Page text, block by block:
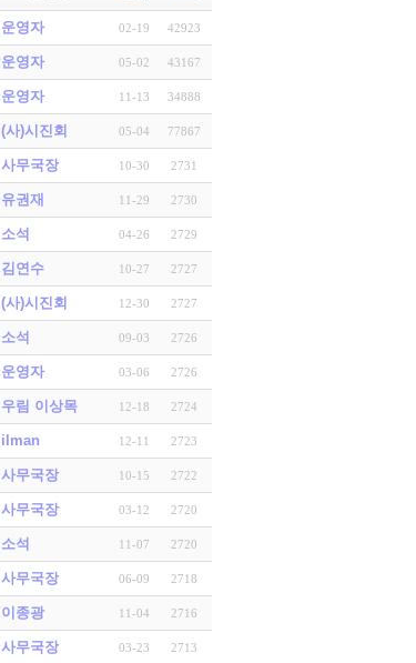
운영자 02-19 42923
운영자 05-02 43167
운영자 11-13 34888
(사)시진회 05-04 77867
사무국장 10-30 2731
유권재 11-29 2730
소석 04-26 2729
김연수 10-27 2727
(사)시진회 12-30 2727
소석 09-03 2726
운영자 03-06 2726
우림 이상목 12-18 2724
ilman 12-11 2723
사무국장 10-15 2722
사무국장 03-12 2720
소석 11-07 2720
사무국장 06-09 2718
이종광 11-04 2716
사무국장 03-23 2713